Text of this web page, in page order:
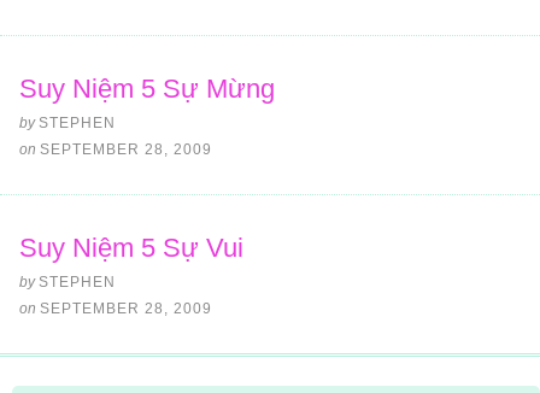
Suy Niệm 5 Sự Mừng
by STEPHEN
on SEPTEMBER 28, 2009
Suy Niệm 5 Sự Vui
by STEPHEN
on SEPTEMBER 28, 2009